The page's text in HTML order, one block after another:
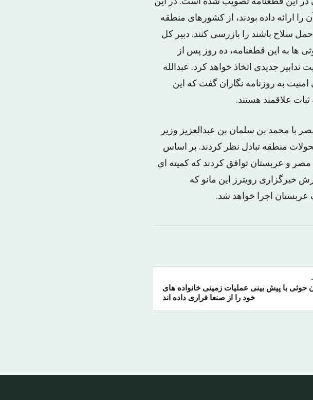
را ارائه داده بودند، از کشورهای منطقه
سلاح باشند را بازرسی کنند. دبیر کل
ها به این قطعنامه، ده روز پس از
جدیدی اتخاذ خواهد کرد. عبدالله
به روزنامه نگاران گفت که این
علاقمند هستند.
با محمد بن سلمان بن عبدالعزیز وزیر
منطقه تبادل نظر کردند. بر اساس
و عربستان توافق کردند که کمیته ای
خبرگزاری رویترز این مانو که
اجرا خواهد شد.
حوثی با پیش بینی عملیات زمینی خانواده های
خود را از صنعا فراری داده اند